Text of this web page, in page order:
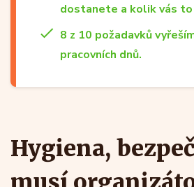
dostanete a kolik vás
8 z 10 požadavků
pracovních dnů.
Hygiena,